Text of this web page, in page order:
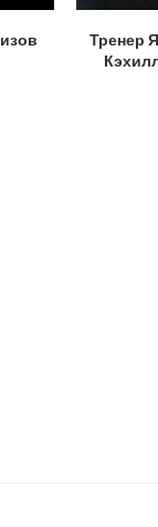
Тренер